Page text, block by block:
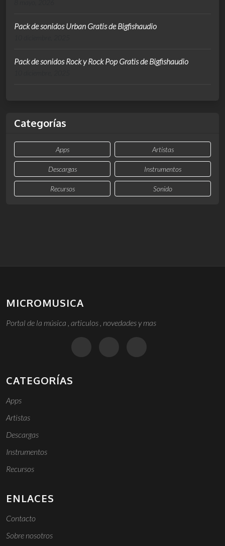
Pack de sonidos Urban Gratis de Bigfishaudio
Pack de sonidos Rock y Rock Pop Gratis de Bigfishaudio
Categorías
Apps Artistas
Descargas Instrumentos
Recursos Sonido
MICROMUSICA
Portal de la música , articulos , novedades y mas
CATEGORÍAS
Apps
Artistas
Descargas
Instrumentos
Recursos
ENLACES
Contacto
Sobre nosotros